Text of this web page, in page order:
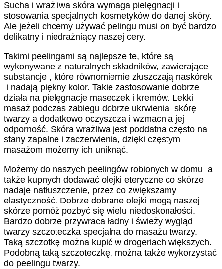
Sucha i wrażliwa skóra wymaga pielęgnacji i
stosowania specjalnych kosmetyków do danej skóry.
Ale jeżeli chcemy używać pelingu musi on być bardzo
delikatny i niedrażniący naszej cery.
Takimi peelingami są najlepsze te, które są
wykonywane z naturalnych składników, zawierające
substancje , które równomiernie złuszczają naskórek
i nadają piękny kolor. Takie zastosowanie dobrze
działa na pielęgnacje maseczek i kremów. Lekki
masaż podczas zabiegu dobrze ukrwienia skórę
twarzy a dodatkowo oczyszcza i wzmacnia jej
odporność. Skóra wrażliwa jest poddatna często na
stany zapalne i zaczerwienia, dzięki częstym
masażom możemy ich uniknąć.
Możemy do naszych peelingów robionych w domu a
także kupnych dodawać olejki eteryczne co skórze
nadaje natłuszczenie, przez co zwiększamy
elastyczność. Dobrze dobrane olejki mogą naszej
skórze pomóż pozbyć się wielu niedoskonałości.
Bardzo dobrze przywraca ładny i świeży wygląd
twarzy szczoteczka specjalna do masażu twarzy.
Taką szczotkę można kupić w drogeriach większych.
Podobną taką szczoteczkę, można także wykorzystać
do peelingu twarzy.